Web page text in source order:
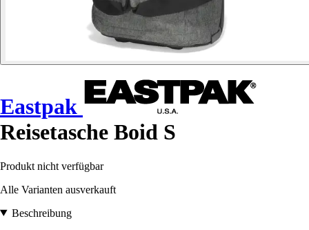
Eastpak
Reisetasche Boid S
Produkt nicht verfügbar
Alle Varianten ausverkauft
Beschreibung